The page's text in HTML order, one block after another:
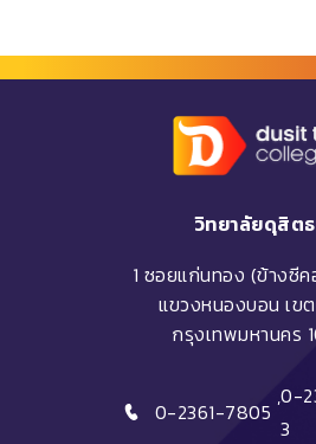
วิทยาลัยดุสิต
1 ซอยแก่นทอง (ข้างซี
แขวงหนองบอน เขต
กรุงเทพมหานคร
0-2361-7805
,0-
3